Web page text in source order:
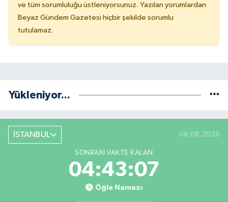
ve tüm sorumluluğu üstleniyorsunuz. Yazılan yorumlardan
Beyaz Gündem Gazetesi hiçbir şekilde sorumlu
tutulamaz.
Yükleniyor...
İSTANBUL 06.08.2026
SONRAKI VAKTE KALAN
04:43:06
Öğle Namazı